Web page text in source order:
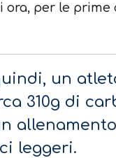
per le prime
un
310g di
leggeri.